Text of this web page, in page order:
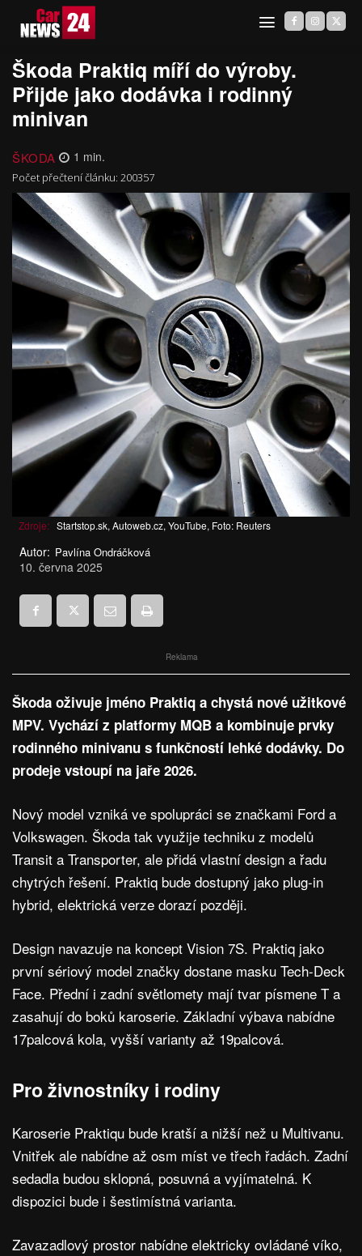
Škoda Praktiq míří do výroby.
Přijde jako dodávka i rodinný
minivan
ŠKODA 1 min.
Počet přečtení článku: 200357
Zdroje: Startstop.sk, Autoweb.cz, YouTube, Foto: Reuters
Autor: Pavlína Ondráčková
10. června 2025
Reklama
Škoda oživuje jméno Praktiq a chystá nové užitkové
MPV. Vychází z platformy MQB a kombinuje prvky
rodinného minivanu s funkčností lehké dodávky. Do
prodeje vstoupí na jaře 2026.
Nový model vzniká ve spolupráci se značkami Ford a
Volkswagen. Škoda tak využije techniku z modelů
Transit a Transporter, ale přidá vlastní design a řadu
chytrých řešení. Praktiq bude dostupný jako plug-in
hybrid, elektrická verze dorazí později.
Design navazuje na koncept Vision 7S. Praktiq jako
první sériový model značky dostane masku Tech-Deck
Face. Přední i zadní světlomety mají tvar písmene T a
zasahují do boků karoserie. Základní výbava nabídne
17palcová kola, vyšší varianty až 19palcová.
Pro živnostníky i rodiny
Karoserie Praktiqu bude kratší a nižší než u Multivanu.
Vnitřek ale nabídne až osm míst ve třech řadách. Zadní
sedadla budou sklopná, posuvná a vyjímatelná. K
dispozici bude i šestimístná varianta.
Zavazadlový prostor nabídne elektricky ovládané víko,